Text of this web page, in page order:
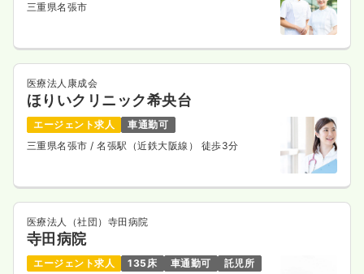
三重県名張市
医療法人康成会
ほりいクリニック希央台
エージェント求人
車通勤可
三重県名張市/ 名張駅（近鉄大阪線） 徒歩3分
医療法人（社団）寺田病院
寺田病院
エージェント求人 135床 車通勤可
託児所